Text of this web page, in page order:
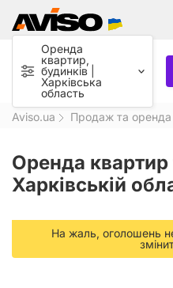
Оренда
квартир,
будинків |
Харківська
область
Aviso.ua Продаж та оренда
Оренда квартир
Харківській
На жаль, оголошень